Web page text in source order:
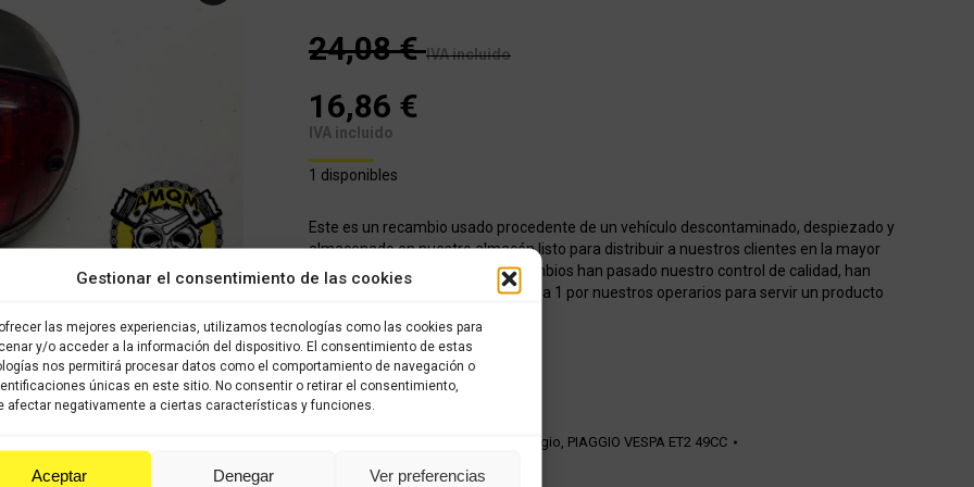
Gestionar el consentimiento de las cookies
las mejores experiencias, utilizamos tecnologías como las cookies para
y/o acceder a la información del dispositivo. El consentimiento de estas
nos permitirá procesar datos como el comportamiento de navegación o
únicas en este sitio. No consentir o retirar el consentimiento,
afectar negativamente a ciertas características y funciones.
Aceptar Denegar Ver preferencias
24,08€ IVA incluido
16,86 €
IVA incluido
1 disponibles
Este es un recambio usado procedente de un vehículo descontaminado, despiezado y
almacenado en nuestro almacén listo para distribuir a nuestros clientes en la mayor
brevedad posible. Todos los recambios han pasado nuestro control de calidad, han
sido verificados y seleccionados 1 a 1 por nuestros operarios para servir un producto
COMPRAR
Recambios ocasión Piaggio, PIAGGIO VESPA ET2 49CC